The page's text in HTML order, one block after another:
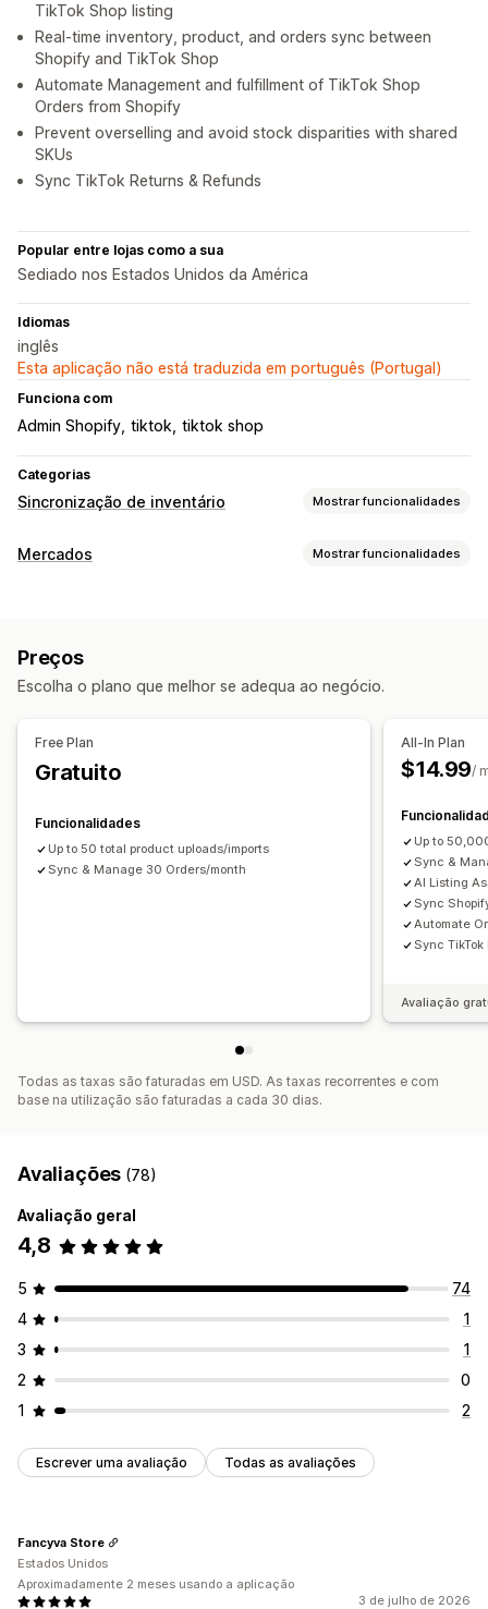
TikTok Shop listing
Real-time inventory, product, and orders sync between
Shopify and TikTok Shop
Automate Management and fulfillment of TikTok Shop
Orders from Shopify
Prevent overselling and avoid stock disparities with shared
SKUs
Sync TikTok Returns & Refunds
Popular entre lojas como a sua
Sediado nos Estados Unidos da América
Idiomas
inglês
Esta aplicação não está traduzida em português (Portugal)
Funciona com
Admin Shopify tiktok tiktok shop
Categorias
Sincronização de inventário Mostrar funcionalidades
Tipo de sincronização
Notificações e relatórios
Atualizações de encomendas
Relatórios de erros
Registos detalhados
Mercados Mostrar funcionalidades
Sincronização de produtos
Carregamento em lote Listagens personalizadas
Encomendas em lote
Sincronização de inventário
Preços
Escolha o plano que melhor se adequa ao negócio.
Free Plan
Gratuito
Funcionalidades
Up to 50 total product uploads/imports
Sync & Manage 30 Orders/month
All-In Plan
$14.99/
Up to
Sync &
AI Listing
Sync
Automate
Sync
Avaliação
Todas as taxas são faturadas em USD. As taxas recorrentes e com
base na utilização são faturadas a cada 30 dias.
Avaliações (78)
Avaliação geral
4,8
5
74
4
1
3
1
2
0
1
2
Escrever uma avaliação Todas as avaliações
3 de julho de 2026
Fancyva Store
Estados Unidos
Aproximadamente 2 meses usando a aplicação